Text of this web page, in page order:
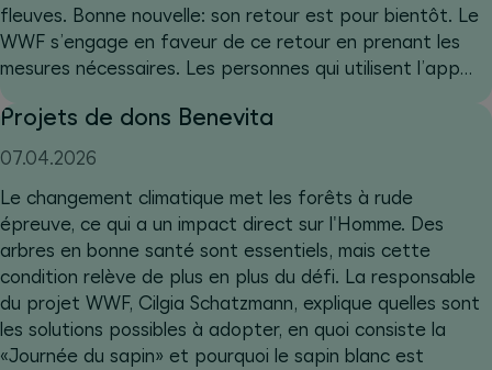
fleuves. Bonne nouvelle: son retour est pour bientôt. Le
WWF s’engage en faveur de ce retour en prenant les
mesures nécessaires. Les personnes qui utilisent l’app
Projets de dons Benevita
07.04.2026
Le changement climatique met les forêts à rude
épreuve, ce qui a un impact direct sur l'Homme. Des
arbres en bonne santé sont essentiels, mais cette
condition relève de plus en plus du défi. La responsable
du projet WWF, Cilgia Schatzmann, explique quelles sont
les solutions possibles à adopter, en quoi consiste la
«Journée du sapin» et pourquoi le sapin blanc est